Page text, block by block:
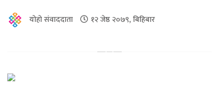
योहो संवाददाता १२ जेष्ठ २०७९, बिहिबार